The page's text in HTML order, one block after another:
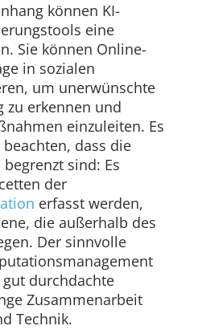
können KI-
eine
Sie können Online-
in sozialen
um unerwünschte
zu erkennen und
einzuleiten. Es
dass die
sind: Es
der
erfasst werden,
die außerhalb des
Der sinnvolle
durchdachte
Zusammenarbeit
Technik.